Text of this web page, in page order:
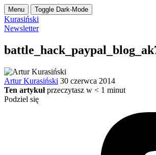
Menu Toggle Dark-Mode
Kurasiński
Newsletter
Artur Kurasiński 30 czerwca 2014
Ten artykuł przeczytasz w < 1 minut
Podziel się